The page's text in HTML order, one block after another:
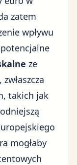
zatem
wpływu
ze
takich jak
mogłaby